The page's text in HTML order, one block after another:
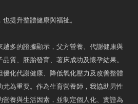
提升整體健康與福祉。
越多的證據顯示，父方營養、代謝健康與
質、胚胎發育、著床成功及懷孕結果。
化代謝健康、降低氧化壓力及改善整體
為重要。作為生育營養師，我協助男性
營養與生活因素，並制定個人化、實證為